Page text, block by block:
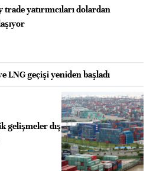
trade yatırımcıları dolardan
LNG geçişi yeniden başladı
gelişmeler dış